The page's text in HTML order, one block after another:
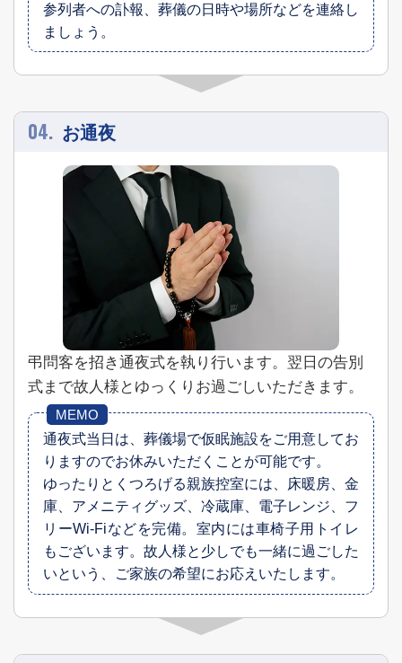
参列者への訃報、葬儀の日時や場所などを連絡し
ましょう。
04. お通夜
弔問客を招き通夜式を執り行います。 翌日の告別
式まで故人様とゆっくりお過ごしいただきます。
通夜式当日は、葬儀場で仮眠施設をご用意してお
りますのでお休みいただくことが可能です。
ゆったりとくつろげる親族控室には、床暖房、金
庫、アメニティグッズ、冷蔵庫、電子レンジ、フ
リーWi-Fiなどを完備。室内には車椅子用トイレ
もございます。故人様と少しでも一緒に過ごした
いという、ご家族の希望にお応えいたします。